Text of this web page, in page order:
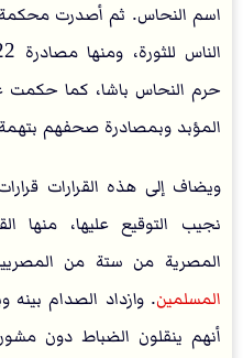
اسم النحاس. ثم أصدرت محكمة
الناس للثورة، ومنها مصادرة 322 فدانًا من أملاك
حرم النحاس باشا، كما حكمت
المؤبد وبمصادرة صحفهم بتهمة
ويضاف إلى هذه القرارات
نجيب التوقيع عليها، منها
المصرية من ستة من
المسلمين. وازداد الصدام
أنهم ينقلون الضباط دون